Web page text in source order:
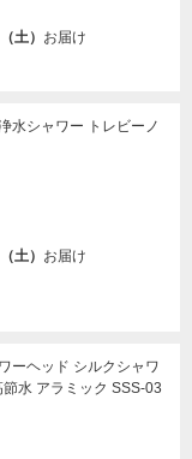
土） お届け
シャワー トレビーノ
土） お届け
ーヘッド シルクシャワ
水 アラミック SSS-03